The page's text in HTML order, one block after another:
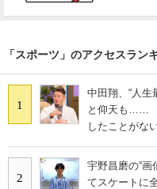
「スポーツ」のアクセスラン
1
中田翔、“人生
と仰天も……
したことがな
2
宇野昌磨の“
てスケートに